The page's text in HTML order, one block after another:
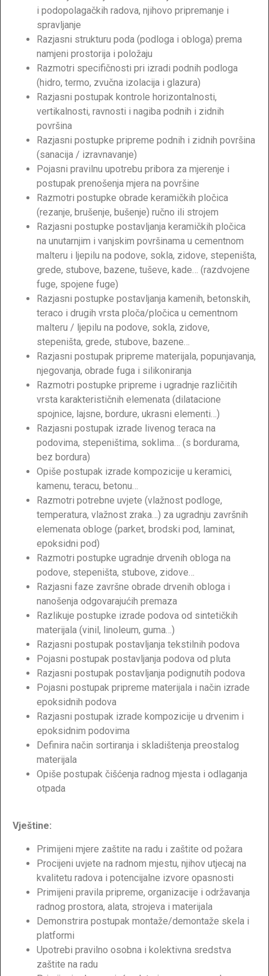
i podopolagačkih radova, njihovo pripremanje i
spravljanje
Razjasni strukturu poda (podloga i obloga) prema
namjeni prostorija i položaju
Razmotri specifičnosti pri izradi podnih podloga
(hidro, termo, zvučna izolacija i glazura)
Razjasni postupak kontrole horizontalnosti,
vertikalnosti, ravnosti i nagiba podnih i zidnih
površina
Razjasni postupke pripreme podnih i zidnih površina
(sanacija / izravnavanje)
Pojasni pravilnu upotrebu pribora za mjerenje i
postupak prenošenja mjera na površine
Razmotri postupke obrade keramičkih pločica
(rezanje, brušenje, bušenje) ručno ili strojem
Razjasni postupke postavljanja keramičkih pločica
na unutarnjim i vanjskim površinama u cementnom
malteru i ljepilu na podove, sokla, zidove, stepeništa,
grede, stubove, bazene, tuševe, kade… (razdvojene
fuge, spojene fuge)
Razjasni postupke postavljanja kamenih, betonskih,
teraco i drugih vrsta ploča/pločica u cementnom
malteru / ljepilu na podove, sokla, zidove,
stepeništa, grede, stubove, bazene…
Razjasni postupak pripreme materijala, popunjavanja,
njegovanja, obrade fuga i silikoniranja
Razmotri postupke pripreme i ugradnje različitih
vrsta karakterističnih elemenata (dilatacione
spojnice, lajsne, bordure, ukrasni elementi…)
Razjasni postupak izrade livenog teraca na
podovima, stepeništima, soklima… (s bordurama,
bez bordura)
Opiše postupak izrade kompozicije u keramici,
kamenu, teracu, betonu…
Razmotri potrebne uvjete (vlažnost podloge,
temperatura, vlažnost zraka…) za ugradnju završnih
elemenata obloge (parket, brodski pod, laminat,
epoksidni pod)
Razmotri postupke ugradnje drvenih obloga na
podove, stepeništa, stubove, zidove…
Razjasni faze završne obrade drvenih obloga i
nanošenja odgovarajućih premaza
Razlikuje postupke izrade podova od sintetičkih
materijala (vinil, linoleum, guma…)
Razjasni postupak postavljanja tekstilnih podova
Pojasni postupak postavljanja podova od pluta
Razjasni postupak postavljanja podignutih podova
Pojasni postupak pripreme materijala i način izrade
epoksidnih podova
Razjasni postupak izrade kompozicije u drvenim i
epoksidnim podovima
Definira način sortiranja i skladištenja preostalog
materijala
Opiše postupak čišćenja radnog mjesta i odlaganja
otpada
Vještine:
Primijeni mjere zaštite na radu i zaštite od požara
Procijeni uvjete na radnom mjestu, njihov utjecaj na
kvalitetu radova i potencijalne izvore opasnosti
Primijeni pravila pripreme, organizacije i održavanja
radnog prostora, alata, strojeva i materijala
Demonstrira postupak montaže/demontaže skela i
platformi
Upotrebi pravilno osobna i kolektivna sredstva
zaštite na radu